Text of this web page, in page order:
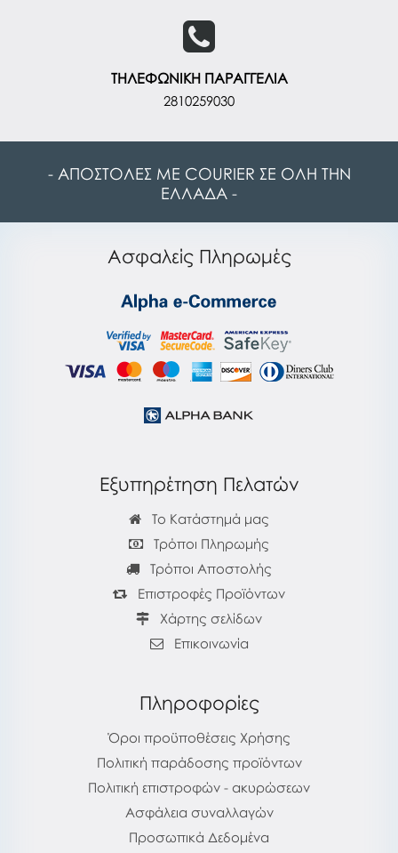
ΤΗΛΕΦΩΝΙΚΗ ΠΑΡΑΓΓΕΛΙΑ
2810259030
- ΑΠΟΣΤΟΛΕΣ ΜΕ COURIER ΣΕ ΟΛΗ ΤΗΝ
ΕΛΛΑΔΑ -
Ασφαλείς Πληρωμές
Εξυπηρέτηση Πελατών
Το Κατάστημά μας
Τρόποι Πληρωμής
Τρόποι Αποστολής
Επιστροφές Προϊόντων
Χάρτης σελίδων
Επικοινωνία
Πληροφορίες
Όροι προϋποθέσεις Χρήσης
Πολιτική παράδοσης προϊόντων
Πολιτική επιστροφών - ακυρώσεων
Ασφάλεια συναλλαγών
Προσωπικά Δεδομένα